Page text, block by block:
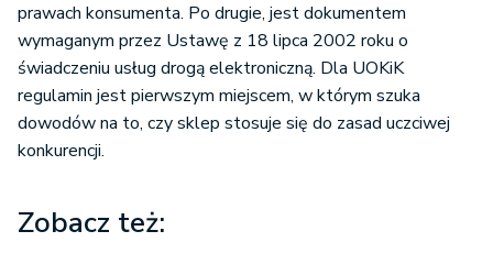
prawach konsumenta. Po drugie, jest dokumentem
wymaganym przez Ustawę z 18 lipca 2002 roku o
świadczeniu usług drogą elektroniczną. Dla UOKiK
regulamin jest pierwszym miejscem, w którym szuka
dowodów na to, czy sklep stosuje się do zasad uczciwej
konkurencji.
Zobacz też: